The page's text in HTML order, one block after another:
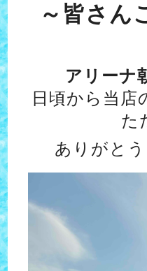
～皆さん
アリーナ
日頃から当店
た
ありがと